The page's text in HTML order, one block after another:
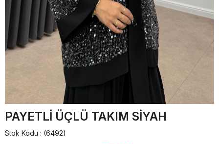
PAYETLİ ÜÇLÜ TAKIM SİYAH
Stok Kodu (6492)